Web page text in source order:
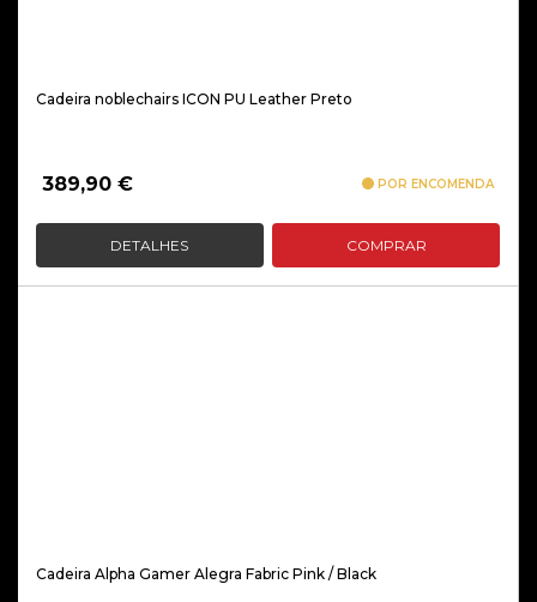
Cadeira noblechairs ICON PU Leather Preto
389,90 € POR ENCOMENDA
DETALHES COMPRAR
Cadeira Alpha Gamer Alegra Fabric Pink / Black